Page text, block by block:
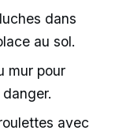
dans
au sol.
mur pour
avec